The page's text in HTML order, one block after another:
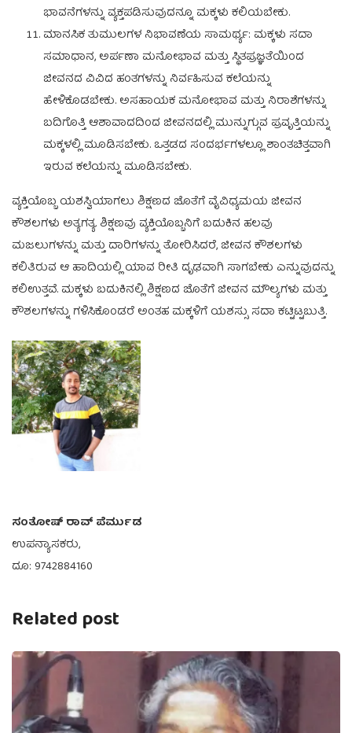
ಭಾವನೆಗಳನ್ನು ವ್ಯಕ್ತಪಡಿಸುವುದನ್ನೂ ಮಕ್ಕಳು ಕಲಿಯಬೇಕು.
ಮಾನಸಿಕ ತುಮುಲಗಳ ನಿಭಾವಣೆಯ ಸಾಮರ್ಥ್ಯ: ಮಕ್ಕಳು ಸದಾ
ಸಮಾಧಾನ, ಅರ್ಪಣಾ ಮನೋಭಾವ ಮತ್ತು ಸ್ಥಿತಪ್ರಜ್ಞತೆಯಿಂದ
ಜೀವನದ ವಿವಿದ ಹಂತಗಳನ್ನು ನಿರ್ವಹಿಸುವ ಕಲೆಯನ್ನು
ಹೇಳಿಕೊಡಬೇಕು. ಅಸಹಾಯಕ ಮನೋಭಾವ ಮತ್ತು ನಿರಾಶೆಗಳನ್ನು
ಬದಿಗೊತ್ತಿ ಆಶಾವಾದದಿಂದ ಜೀವನದಲ್ಲಿ ಮುನ್ನುಗ್ಗುವ ಪ್ರವೃತ್ತಿಯನ್ನು
ಮಕ್ಕಳಲ್ಲಿ ಮೂಡಿಸಬೇಕು. ಒತ್ತಡದ ಸಂದರ್ಭಗಳಲ್ಲೂ ಶಾಂತಚಿತ್ತವಾಗಿ
ಇರುವ ಕಲೆಯನ್ನು ಮೂಡಿಸಬೇಕು.
ವ್ಯಕ್ತಿಯೊಬ್ಬ ಯಶಸ್ವಿಯಾಗಲು ಶಿಕ್ಷಣದ ಜೊತೆಗೆ ವೈವಿಧ್ಯಮಯ ಜೀವನ
ಕೌಶಲಗಳು ಅತ್ಯಗತ್ಯ. ಶಿಕ್ಷಣವು ವ್ಯಕ್ತಿಯೊಬ್ಬನಿಗೆ ಬದುಕಿನ ಹಲವು
ಮಜಲುಗಳನ್ನು ಮತ್ತು ದಾರಿಗಳನ್ನು ತೋರಿಸಿದರೆ, ಜೀವನ ಕೌಶಲಗಳು
ಕಲಿತಿರುವ ಆ ಹಾದಿಯಲ್ಲಿ ಯಾವ ರೀತಿ ದೃಢವಾಗಿ ಸಾಗಬೇಕು ಎನ್ನುವುದನ್ನು
ಕಲಿಉತ್ತವೆ. ಮಕ್ಕಳು ಬದುಕಿನಲ್ಲಿ ಶಿಕ್ಷಣದ ಜೊತೆಗೆ ಜೀವನ ಮೌಲ್ಯಗಳು ಮತ್ತು
ಕೌಶಲಗಳನ್ನು ಗಳಿಸಿಕೊಂಡರೆ ಅಂತಹ ಮಕ್ಕಳಿಗೆ ಯಶಸ್ಸು ಸದಾ ಕಟ್ಟಿಟ್ಟಬುತ್ತಿ.
ಸಂತೋಷ್ ರಾವ್ ಪೆರ್ಮುಡ
ಉಪನ್ಯಾಸಕರು,
ದೂ: 9742884160
Related post